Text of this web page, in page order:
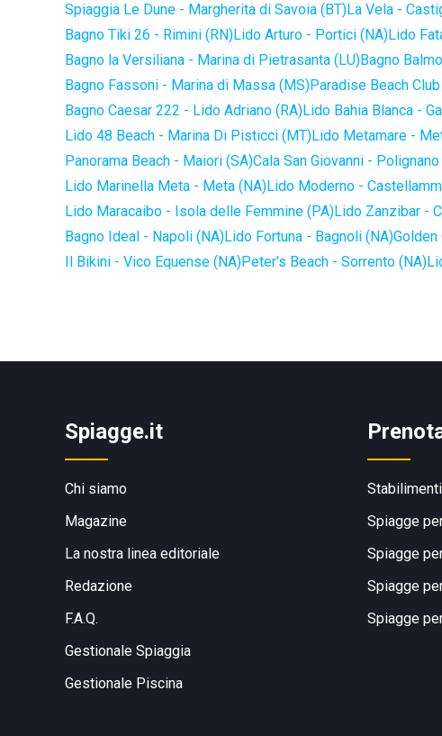
Spiaggia Le Dune - Margherita di Savoia (BT)La Vela -
Bagno Tiki 26 - Rimini (RN)Lido Arturo - Portici (NA)Lido
Bagno la Versiliana - Marina di Pietrasanta (LU)Bagno
Bagno Fassoni - Marina di Massa (MS)Paradise Beach
Bagno Caesar 222 - Lido Adriano (RA)Lido Bahia Blanca -
Lido 48 Beach - Marina Di Pisticci (MT)Lido Metamare -
Panorama Beach - Maiori (SA)Cala San Giovanni -
Lido Marinella Meta - Meta (NA)Lido Moderno -
Lido Maracaibo - Isola delle Femmine (PA)Lido Zanzibar -
Bagno Ideal - Napoli (NA)Lido Fortuna - Bagnoli (NA)
Il Bikini - Vico Equense (NA)Peter's Beach - Sorrento (NA)
Spiagge.it
Chi siamo
Magazine
La nostra linea editoriale
Redazione
F.A.Q.
Gestionale Spiaggia
Gestionale Piscina
Spiagge
Spiagge
Spiagge
Spiagge